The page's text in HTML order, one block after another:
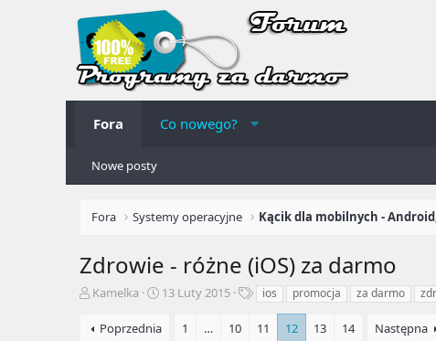
Fora Co nowego?
Nowe posty
Fora Systemy operacyjne Kącik dla mobilnych -
Zdrowie - różne (iOS) za darmo
A
t
Kamelka
R
z
13 Luty 2015
T
g
ios promocja za darmo
Poprzednia 1 … 10 11 12 13 14 Następna